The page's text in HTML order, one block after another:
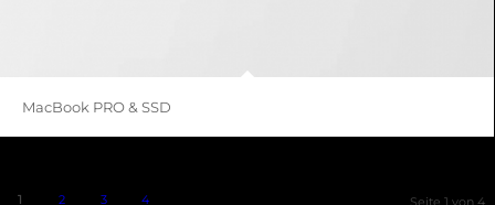
MacBook PRO & SSD
Seite 1 von 4
1 2 3 4